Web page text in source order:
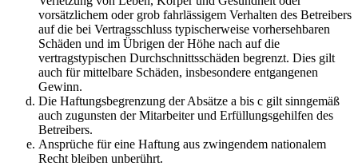
vorsätzlichem oder grob fahrlässigem Verhalten des Betreibers
auf die bei Vertragsschluss typischerweise vorhersehbaren
Schäden und im Übrigen der Höhe nach auf die
vertragstypischen Durchschnittsschäden begrenzt. Dies gilt
auch für mittelbare Schäden, insbesondere entgangenen
Gewinn.
Die Haftungsbegrenzung der Absätze a bis c gilt sinngemäß
auch zugunsten der Mitarbeiter und Erfüllungsgehilfen des
Betreibers.
Ansprüche für eine Haftung aus zwingendem nationalem
Recht bleiben unberührt.